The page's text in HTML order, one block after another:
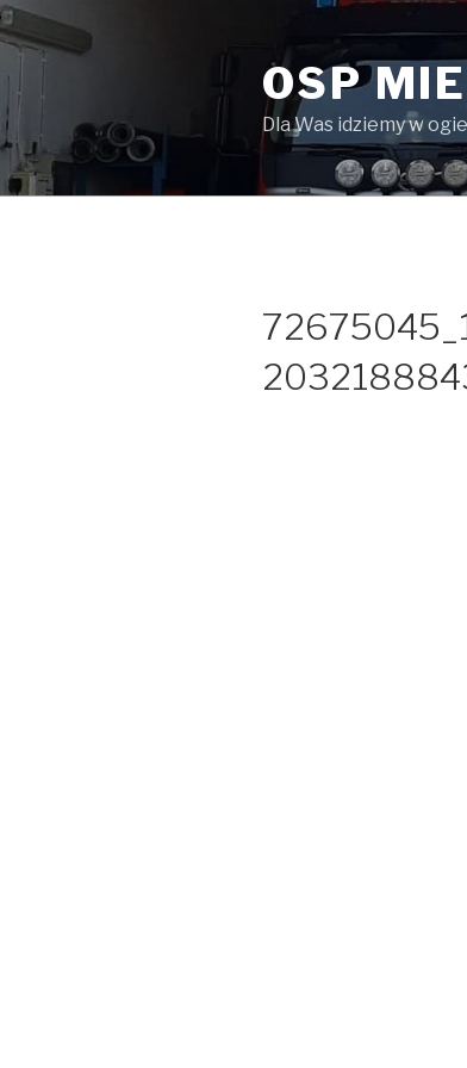
Przeskocz
do
treści
OSP
Dla Was idziemy w